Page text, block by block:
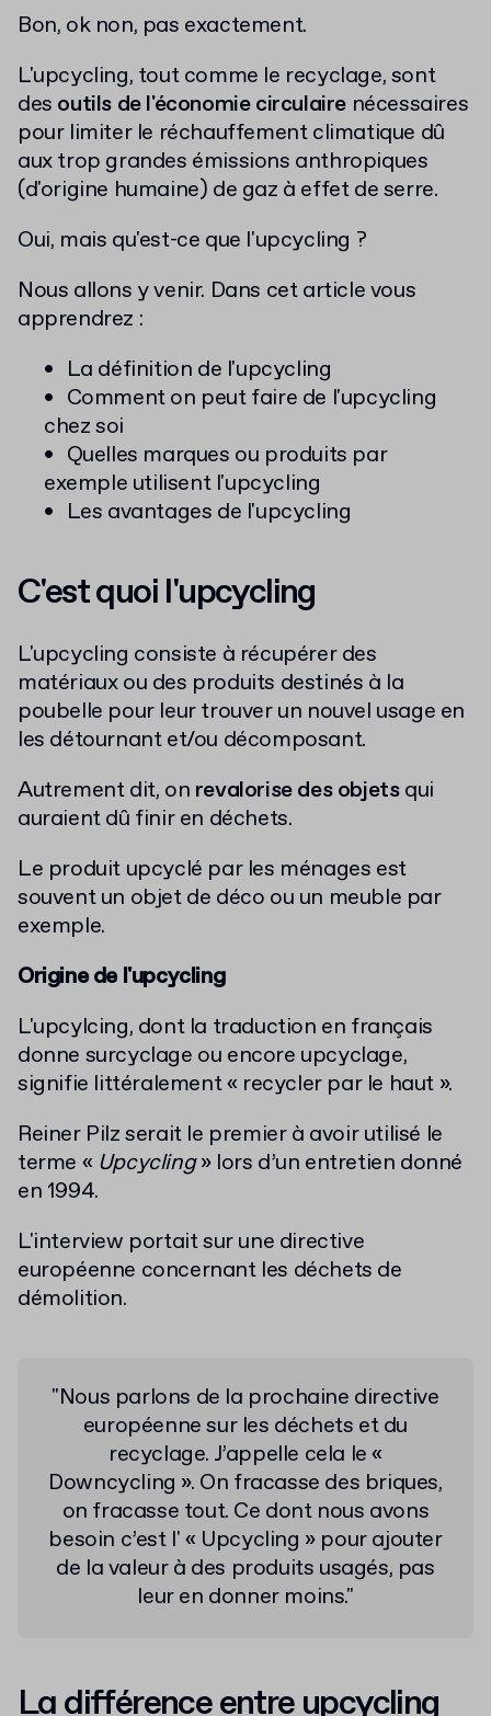
Bon, ok non, pas exactement.
L'upcycling, tout comme le recyclage, sont
des outils de l'économie circulaire nécessaires
pour limiter le réchauffement climatique dû
aux trop grandes émissions anthropiques
(d'origine humaine) de gaz à effet de serre.
Oui, mais qu'est-ce que l'upcycling ?
Nous allons y venir. Dans cet article vous
apprendrez :
La définition de l'upcycling
Comment on peut faire de l'upcycling
chez soi
Quelles marques ou produits par
exemple utilisent l'upcycling
Les avantages de l'upcycling
C'est quoi l'upcycling
L'upcycling consiste à récupérer des
matériaux ou des produits destinés à la
poubelle pour leur trouver un nouvel usage en
les détournant et/ou décomposant.
Autrement dit, on revalorise des objetsqui
auraient dû finir en déchets.
Le produit upcyclé par les ménages est
souvent un objet de déco ou un meuble par
exemple.
Origine de l'upcycling
L'upcylcing, dont la traduction en français
donne surcyclage ou encore upcyclage,
signifie littéralement « recycler par le haut ».
Reiner Pilz serait le premier à avoir utilisé le
terme « Upcycling» lors d’un entretien donné
en 1994.
L'interview portait sur une directive
européenne concernant les déchets de
démolition.
"Nous parlons de la prochaine directive
européenne sur les déchets et du
recyclage. J’appelle cela le «
Downcycling ». On fracasse des briques,
on fracasse tout. Ce dont nous avons
besoin c’est l' « Upcycling » pour ajouter
de la valeur à des produits usagés, pas
leur en donner moins."
La différence entre upcycling